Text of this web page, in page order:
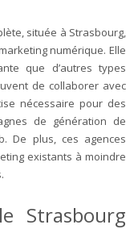
située à Strasbourg,
numérique. Elle
que d’autres types
de collaborer avec
nécessaire pour des
de génération de
De plus, ces agences
existants à moindre
Strasbourg